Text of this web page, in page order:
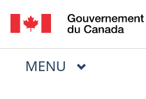
Menu
MENU PRINCIPAL